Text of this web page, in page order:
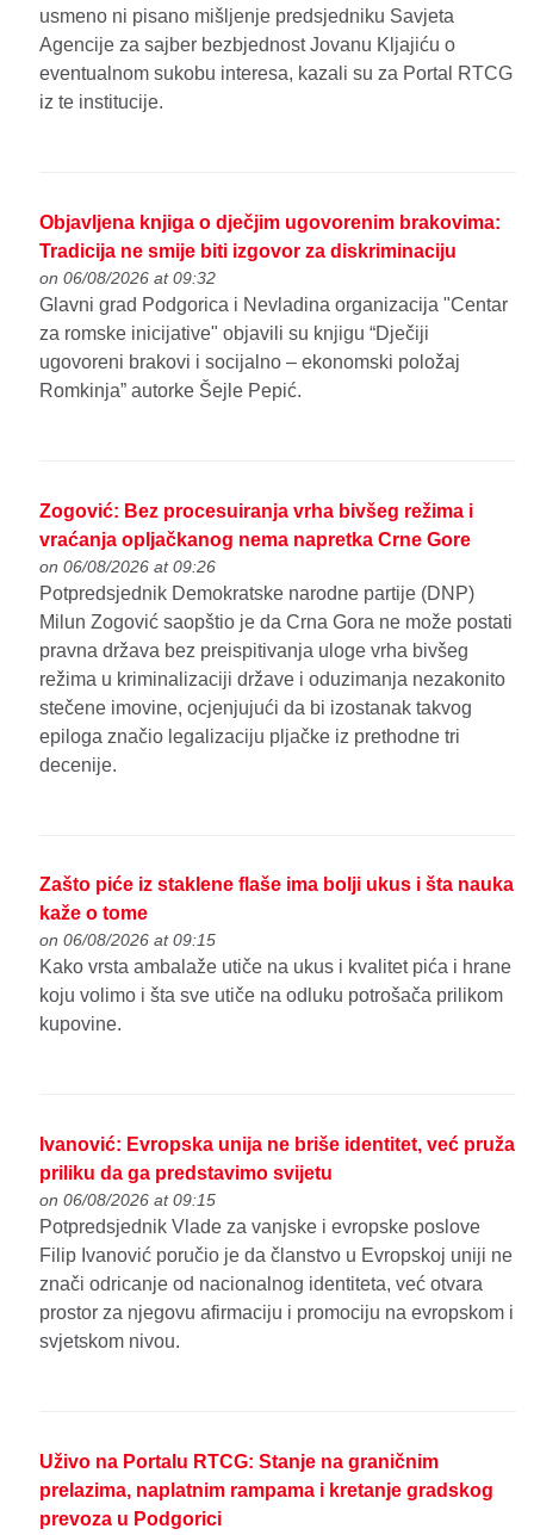
usmeno ni pisano mišljenje predsjedniku Savjeta
Agencije za sajber bezbjednost Jovanu Kljajiću o
eventualnom sukobu interesa, kazali su za Portal RTCG
iz te institucije.
Objavljena knjiga o dječjim ugovorenim brakovima:
Tradicija ne smije biti izgovor za diskriminaciju
on 06/08/2026 at 09:32
Glavni grad Podgorica i Nevladina organizacija "Centar
za romske inicijative" objavili su knjigu “Dječiji
ugovoreni brakovi i socijalno – ekonomski položaj
Romkinja” autorke Šejle Pepić.
Zogović: Bez procesuiranja vrha bivšeg režima i
vraćanja opljačkanog nema napretka Crne Gore
on 06/08/2026 at 09:26
Potpredsjednik Demokratske narodne partije (DNP)
Milun Zogović saopštio je da Crna Gora ne može postati
pravna država bez preispitivanja uloge vrha bivšeg
režima u kriminalizaciji države i oduzimanja nezakonito
stečene imovine, ocjenjujući da bi izostanak takvog
epiloga značio legalizaciju pljačke iz prethodne tri
decenije.
Zašto piće iz staklene flaše ima bolji ukus i šta nauka
kaže o tome
on 06/08/2026 at 09:15
Kako vrsta ambalaže utiče na ukus i kvalitet pića i hrane
koju volimo i šta sve utiče na odluku potrošača prilikom
kupovine.
Ivanović: Evropska unija ne briše identitet, već pruža
priliku da ga predstavimo svijetu
on 06/08/2026 at 09:15
Potpredsjednik Vlade za vanjske i evropske poslove
Filip Ivanović poručio je da članstvo u Evropskoj uniji ne
znači odricanje od nacionalnog identiteta, već otvara
prostor za njegovu afirmaciju i promociju na evropskom i
svjetskom nivou.
Uživo na Portalu RTCG: Stanje na graničnim
prelazima, naplatnim rampama i kretanje gradskog
prevoza u Podgorici